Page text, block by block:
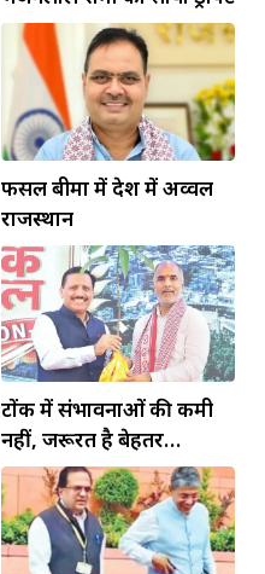
फसल बीमा में देश में अव्वल
राजस्थान
टोंक में संभावनाओं की कमी
नहीं, जरूरत है बेहतर
इंफ्रास्ट्रक्चर की